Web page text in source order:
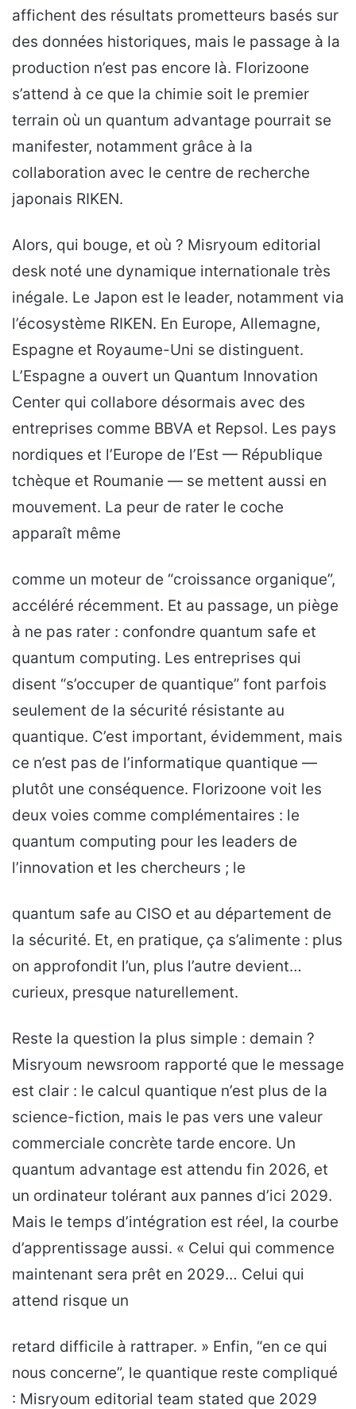
affichent des résultats prometteurs basés sur
des données historiques, mais le passage à la
production n’est pas encore là. Florizoone
s’attend à ce que la chimie soit le premier
terrain où un quantum advantage pourrait se
manifester, notamment grâce à la
collaboration avec le centre de recherche
japonais RIKEN.
Alors, qui bouge, et où ? Misryoum editorial
desk noté une dynamique internationale très
inégale. Le Japon est le leader, notamment via
l’écosystème RIKEN. En Europe, Allemagne,
Espagne et Royaume-Uni se distinguent.
L’Espagne a ouvert un Quantum Innovation
Center qui collabore désormais avec des
entreprises comme BBVA et Repsol. Les pays
nordiques et l’Europe de l’Est — République
tchèque et Roumanie — se mettent aussi en
mouvement. La peur de rater le coche
apparaît même
comme un moteur de “croissance organique”,
accéléré récemment. Et au passage, un piège
à ne pas rater : confondre quantum safe et
quantum computing. Les entreprises qui
disent “s’occuper de quantique” font parfois
seulement de la sécurité résistante au
quantique. C’est important, évidemment, mais
ce n’est pas de l’informatique quantique —
plutôt une conséquence. Florizoone voit les
deux voies comme complémentaires : le
quantum computing pour les leaders de
l’innovation et les chercheurs ; le
quantum safe au CISO et au département de
la sécurité. Et, en pratique, ça s’alimente : plus
on approfondit l’un, plus l’autre devient…
curieux, presque naturellement.
Reste la question la plus simple : demain ?
Misryoum newsroom rapporté que le message
est clair : le calcul quantique n’est plus de la
science-fiction, mais le pas vers une valeur
commerciale concrète tarde encore. Un
quantum advantage est attendu fin 2026, et
un ordinateur tolérant aux pannes d’ici 2029.
Mais le temps d’intégration est réel, la courbe
d’apprentissage aussi. « Celui qui commence
maintenant sera prêt en 2029… Celui qui
attend risque un
retard difficile à rattraper. » Enfin, “en ce qui
nous concerne”, le quantique reste compliqué
: Misryoum editorial team stated que 2029